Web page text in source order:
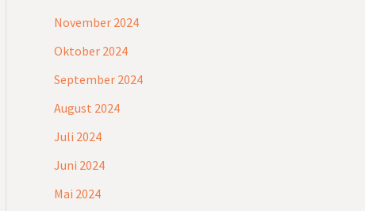
November 2024
Oktober 2024
September 2024
August 2024
Juli 2024
Juni 2024
Mai 2024